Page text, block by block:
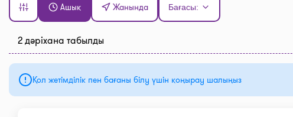
Ашық Жанында Бағасы:
2 дәріхана табылды
Қол жетімділік пен бағаны білу үшін қоңырау шалыңыз